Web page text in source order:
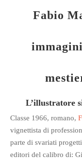
Fabio
L’illustratore
Classe 1966, romano,
vignettista di
parte di svariati
editori del calibro di: